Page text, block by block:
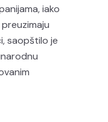
iako
saopštilo je